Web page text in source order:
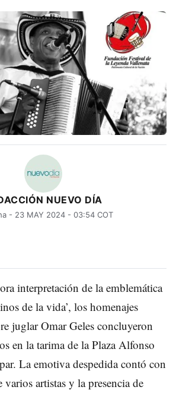
NUEVO DÍA
- 23 MAY 2024 - 03:54 COT
interpretación de la emblemática
de la vida’, los homenajes
juglar Omar Geles concluyeron
en la tarima de la Plaza Alfonso
La emotiva despedida contó con
artistas y la presencia de